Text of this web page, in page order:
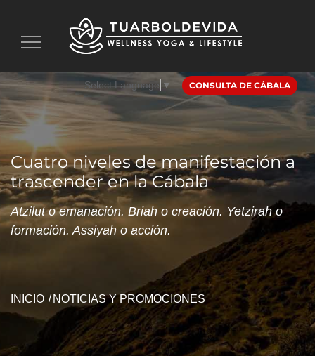
Toggle
navigation
CONSULTA DE CÁBALA
Select Language ▼
Cuatro niveles de manifestación a
trascender en la Cábala
Atzilut o emanación. Briah o creación. Yetzirah o
formación. Assiyah o acción.
INICIO NOTICIAS Y PROMOCIONES